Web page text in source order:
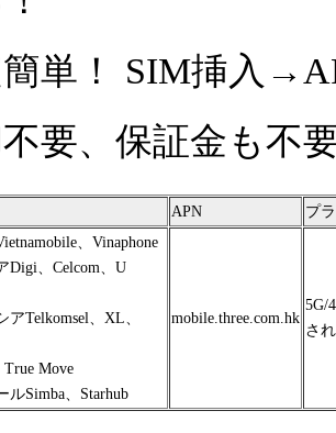
単！ SIM挿入
要、保証金も不
APN
プ
、Vinaphone
Digi、Celcom、U
アTelkomsel、XL、
Move
ルSimba、Starhub
mobile.three.com.hk
5G/
さ